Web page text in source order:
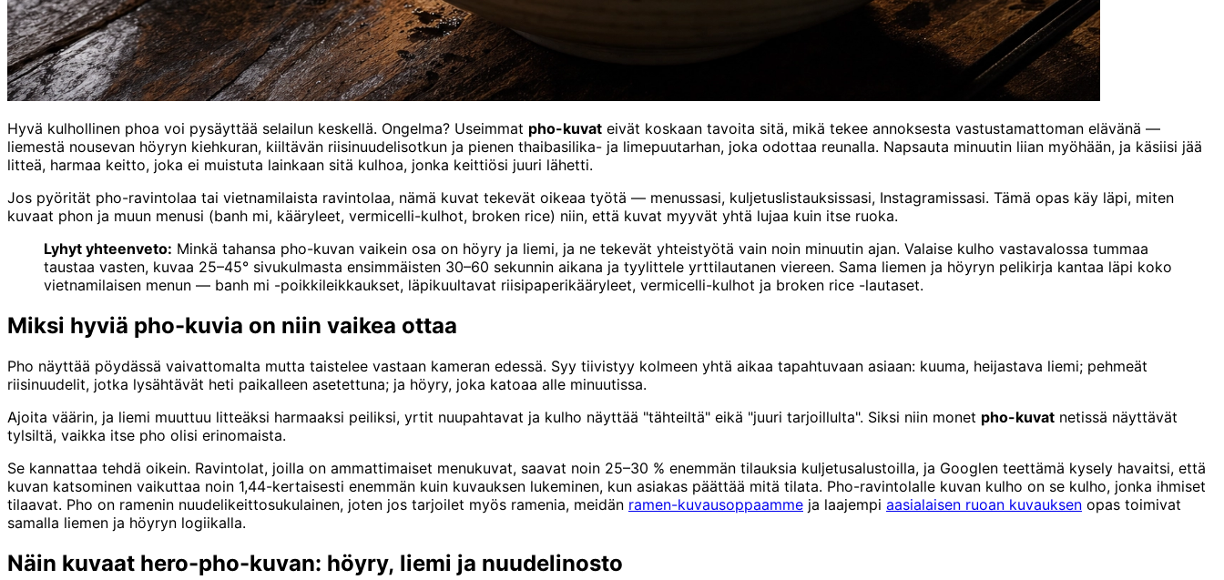
Hyvä kulhollinen phoa voi pysäyttää selailun keskellä. Ongelma? Useimmat pho-kuvat eivät koskaan tavoita sitä, mikä tekee annoksesta vastustamattoman elävänä —
liemestä nousevan höyryn kiehkuran, kiiltävän riisinuudelisotkun ja pienen thaibasilika- ja limepuutarhan, joka odottaa reunalla. Napsauta minuutin liian myöhään, ja käsiisi jää
litteä, harmaa keitto, joka ei muistuta lainkaan sitä kulhoa, jonka keittiösi juuri lähetti.
Jos pyörität pho-ravintolaa tai vietnamilaista ravintolaa, nämä kuvat tekevät oikeaa työtä — menussasi, kuljetuslistauksissasi, Instagramissasi. Tämä opas käy läpi, miten
kuvaat phon ja muun menusi (banh mi, kääryleet, vermicelli-kulhot, broken rice) niin, että kuvat myyvät yhtä lujaa kuin itse ruoka.
Lyhyt yhteenveto: Minkä tahansa pho-kuvan vaikein osa on höyry ja liemi, ja ne tekevät yhteistyötä vain noin minuutin ajan. Valaise kulho vastavalossa tummaa
taustaa vasten, kuvaa 25–45° sivukulmasta ensimmäisten 30–60 sekunnin aikana ja tyylittele yrttilautanen viereen. Sama liemen ja höyryn pelikirja kantaa läpi koko
vietnamilaisen menun — banh mi -poikkileikkaukset, läpikuultavat riisipaperikääryleet, vermicelli-kulhot ja broken rice -lautaset.
Miksi hyviä pho-kuvia on niin vaikea ottaa
Pho näyttää pöydässä vaivattomalta mutta taistelee vastaan kameran edessä. Syy tiivistyy kolmeen yhtä aikaa tapahtuvaan asiaan: kuuma, heijastava liemi; pehmeät
riisinuudelit, jotka lysähtävät heti paikalleen asetettuna; ja höyry, joka katoaa alle minuutissa.
Ajoita väärin, ja liemi muuttuu litteäksi harmaaksi peiliksi, yrtit nuupahtavat ja kulho näyttää "tähteiltä" eikä "juuri tarjoillulta". Siksi niin monet pho-kuvat netissä näyttävät
tylsiltä, vaikka itse pho olisi erinomaista.
Se kannattaa tehdä oikein. Ravintolat, joilla on ammattimaiset menukuvat, saavat noin 25–30 % enemmän tilauksia kuljetusalustoilla, ja Googlen teettämä kysely havaitsi, että
kuvan katsominen vaikuttaa noin 1,44-kertaisesti enemmän kuin kuvauksen lukeminen, kun asiakas päättää mitä tilata. Pho-ravintolalle kuvan kulho on se kulho, jonka ihmiset
tilaavat. Pho on ramenin nuudelikeittosukulainen, joten jos tarjoilet myös ramenia, meidän ramen-kuvausoppaamme ja laajempi aasialaisen ruoan kuvauksen opas toimivat
samalla liemen ja höyryn logiikalla.
Näin kuvaat hero-pho-kuvan: höyry, liemi ja nuudelinosto